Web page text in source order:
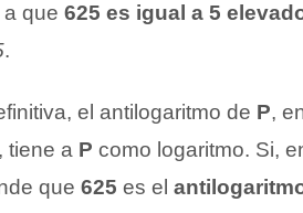
que 625 es igual a 5
.
el antilogaritmo de P,
tiene a P como logaritmo. Si,
que 625 es el